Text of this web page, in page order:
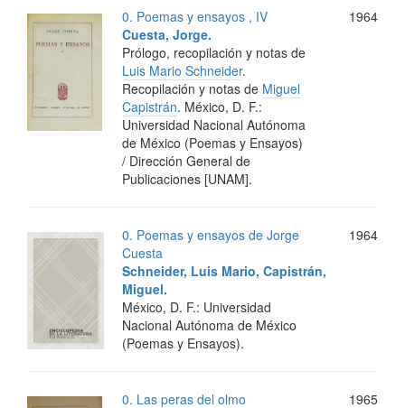
0. Poemas y ensayos , IV
1964
Cuesta, Jorge.
Prólogo, recopilación y notas de
Luis Mario Schneider.
Recopilación y notas de Miguel
Capistrán. México, D. F.:
Universidad Nacional Autónoma
de México (Poemas y Ensayos)
/ Dirección General de
Publicaciones [UNAM].
0. Poemas y ensayos de Jorge
Cuesta
1964
Schneider, Luis Mario, Capistrán,
Miguel.
México, D. F.: Universidad
Nacional Autónoma de México
(Poemas y Ensayos).
0. Las peras del olmo
1965